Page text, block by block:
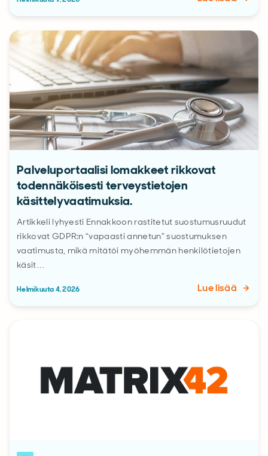
Palveluportaalisi lomakkeet rikkovat
todennäköisesti terveystietojen
käsittelyvaatimuksia.
Artikkeli lyhyesti Ennakkoon rastitetut suostumusruudut
rikkovat GDPR:n “vapaasti annetun” suostumuksen
vaatimusta, mikä mitätöi myöhemmän henkilötietojen
käsit…
Helmikuuta 4, 2026 Lue lisää